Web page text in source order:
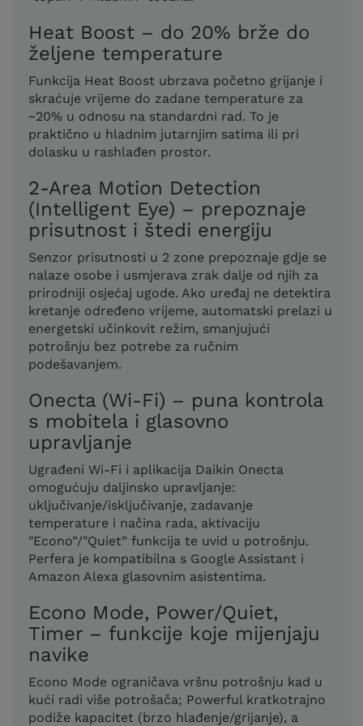
Heat Boost – do 20% brže do
željene temperature
Funkcija Heat Boost ubrzava početno grijanje i
skraćuje vrijeme do zadane temperature za
~20% u odnosu na standardni rad. To je
praktično u hladnim jutarnjim satima ili pri
dolasku u rashlađen prostor.
2-Area Motion Detection
(Intelligent Eye) – prepoznaje
prisutnost i štedi energiju
Senzor prisutnosti u 2 zone prepoznaje gdje se
nalaze osobe i usmjerava zrak dalje od njih za
prirodniji osjećaj ugode. Ako uređaj ne detektira
kretanje određeno vrijeme, automatski prelazi u
energetski učinkovit režim, smanjujući
potrošnju bez potrebe za ručnim
podešavanjem.
Onecta (Wi-Fi) – puna kontrola
s mobitela i glasovno
upravljanje
Ugrađeni Wi-Fi i aplikacija Daikin Onecta
omogućuju daljinsko upravljanje:
uključivanje/isključivanje, zadavanje
temperature i načina rada, aktivaciju
"Econo”/"Quiet” funkcija te uvid u potrošnju.
Perfera je kompatibilna s Google Assistant i
Amazon Alexa glasovnim asistentima.
Econo Mode, Power/Quiet,
Timer – funkcije koje mijenjaju
navike
Econo Mode ograničava vršnu potrošnju kad u
kući radi više potrošača; Powerful kratkotrajno
podiže kapacitet (brzo hlađenje/grijanje), a